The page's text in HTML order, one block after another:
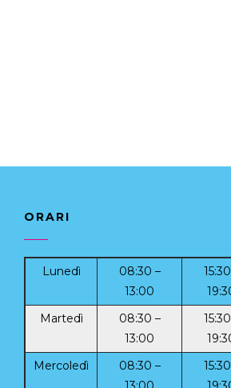
ORARI
Lunedì
08:30 –
13:00
Martedì
08:30 –
13:00
Mercoledì
08:30 –